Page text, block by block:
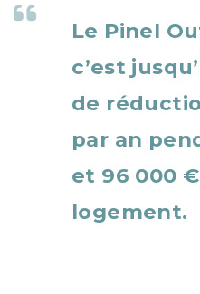
Le Pinel
c’est
de
par an
et 96 000
logement.